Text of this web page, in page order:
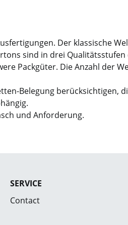
Der klassische
sind in drei
Packgüter. Die Anzahl der
Belegung berücksichtigen,
und Anforderung.
SERVICE
Contact